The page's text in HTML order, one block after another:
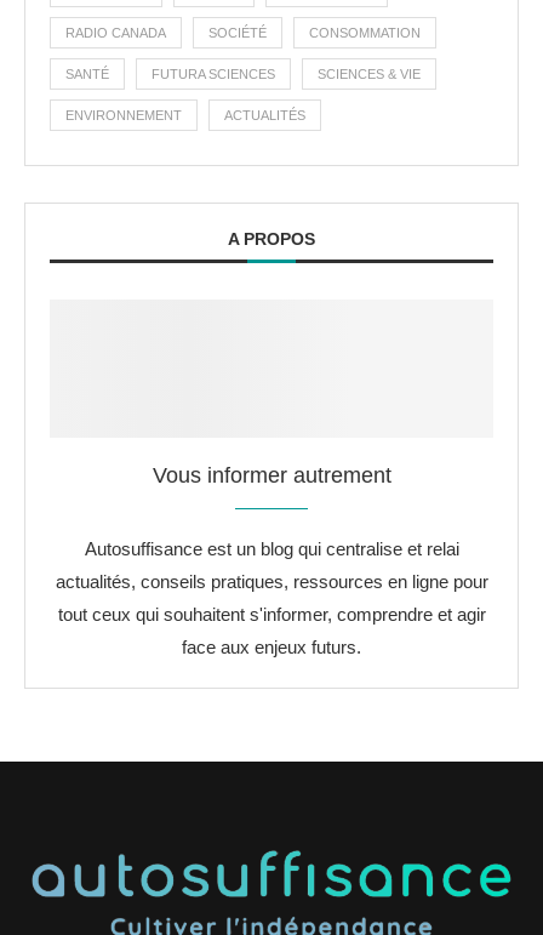
RADIO CANADA SOCIÉTÉ CONSOMMATION
SANTÉ FUTURA SCIENCES SCIENCES & VIE
ENVIRONNEMENT ACTUALITÉS
A PROPOS
Vous informer autrement
Autosuffisance est un blog qui centralise et relai
actualités, conseils pratiques, ressources en ligne pour
tout ceux qui souhaitent s'informer, comprendre et agir
face aux enjeux futurs.